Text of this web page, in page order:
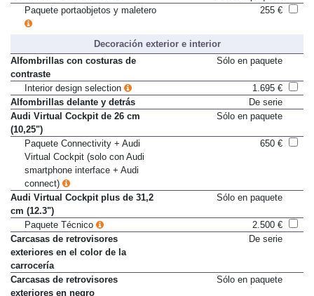
Toma de 12 V en maletero
Sólo en paquete
Paquete portaobjetos y maletero
Decoración exterior e interior
Alfombrillas con costuras de
contraste
Interior design selection
1.695 €
Alfombrillas delante y detrás
De serie
Audi Virtual Cockpit de 26 cm
(10,25")
Paquete Connectivity + Audi
Virtual Cockpit (solo con Audi
smartphone interface + Audi
connect)
Audi Virtual Cockpit plus de 31,2
cm (12.3")
Paquete Técnico
2.500 €
Carcasas de retrovisores
exteriores en el color de la
carrocería
Carcasas de retrovisores